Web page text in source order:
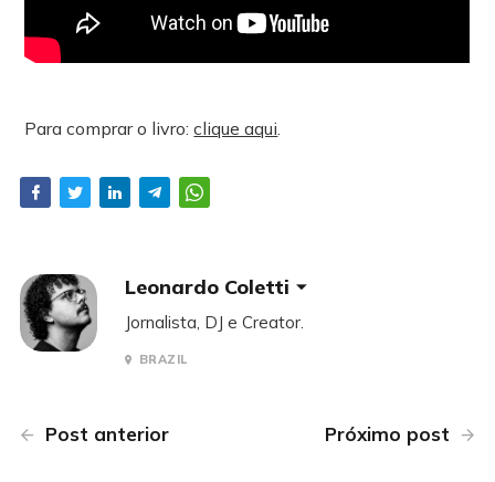
Para comprar o livro:clique aqui
Leonardo Coletti
Jornalista, DJ e Creator.
BRAZIL
Post anterior Próximo post